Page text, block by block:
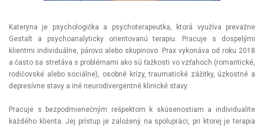
Kateryna je psychologička a psychoterapeutka, ktorá využíva prevažne
Gestalt a psychoanalyticky orientovanú terapiu. Pracuje s dospelými
klientmi individuálne, párovo alebo skupinovo. Prax vykonáva od roku 2018
a často sa stretáva s problémami ako sú ťažkosti vo vzťahoch (romantické,
rodičovské alebo sociálne), osobné krízy, traumatické zážitky, úzkostné a
depresívne stavy a iné neurodivergentné klinické stavy.
Pracuje s bezpodmienečným rešpektom k skúsenostiam a individualite
každého klienta. Jej prístup je založený na spolupráci, pri ktorej je terapia